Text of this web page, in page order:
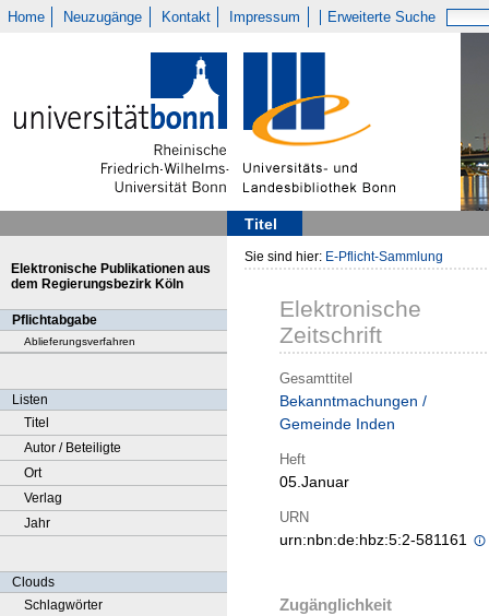
Home Neuzugänge Kontakt Impressum Erweiterte Suche
Titel
Elektronische Publikationen aus
dem Regierungsbezirk Köln
Pflichtabgabe
Ablieferungsverfahren
Listen
Titel
Autor / Beteiligte
Ort
Verlag
Jahr
Clouds
Schlagwörter
Sie sind hier: E-Pflicht-Sammlung
Elektronische
Zeitschrift
Gesamttitel
Bekanntmachungen /
Gemeinde Inden
Heft
05.Januar
URN
urn:nbn:de:hbz:5:2-581161
Zugänglichkeit